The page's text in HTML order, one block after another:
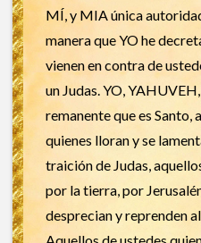
MÍ, y MIA única
manera que YO he
vienen en contra de
un Judas. YO,
remanente que es Santo,
quienes lloran y se
traición de Judas,
por la tierra, por
desprecian y reprenden